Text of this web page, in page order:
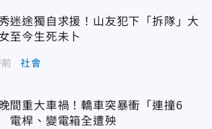
迷途獨自求援！山友犯下「拆隊」大
至今生死未卜
社會
間重大車禍！轎車突暴衝「連撞6
電桿、變電箱全遭殃